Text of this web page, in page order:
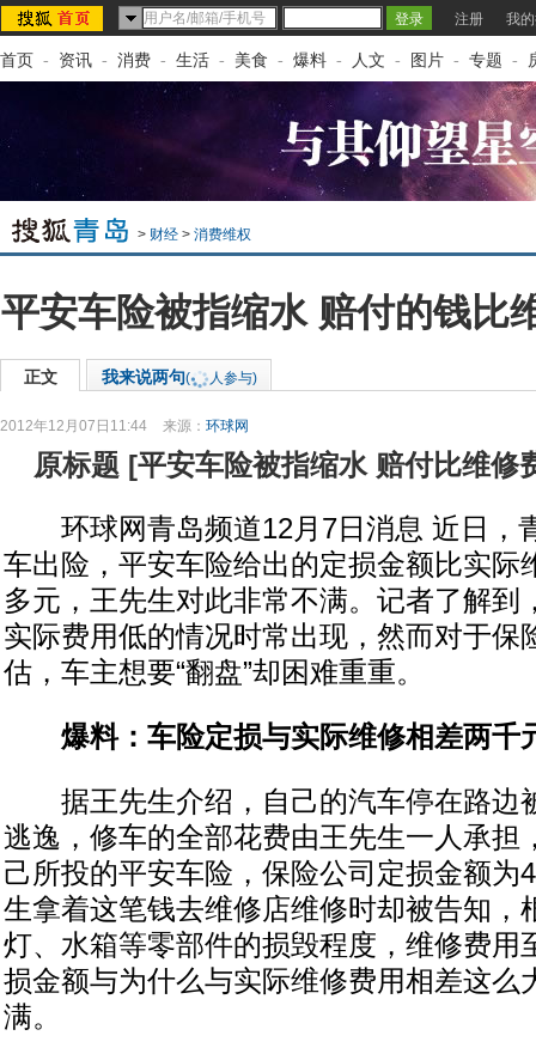
注册 我
首页 - 资讯 - 消费 - 生活 - 美食 - 爆料 - 人文 - 图片 - 专题 -
> 财经 > 消费维权
平安车险被指缩水 赔付的钱比
正文 我来说两句( 人参与)
2012年12月07日11:44 来源： 环球网
原标题 [平安车险被指缩水 赔付比维修
环球网青岛频道12月7日消息 近日，
车出险，平安车险给出的定损金额比实际
多元，王先生对此非常不满。记者了解到
实际费用低的情况时常出现，然而对于保
估，车主想要“翻盘”却困难重重。
爆料：车险定损与实际维修相差两千
据王先生介绍，自己的汽车停在路边
逃逸，修车的全部花费由王先生一人承担
己所投的平安车险，保险公司定损金额为
生拿着这笔钱去维修店维修时却被告知，
灯、水箱等零部件的损毁程度，维修费用
损金额与为什么与实际维修费用相差这么
满。